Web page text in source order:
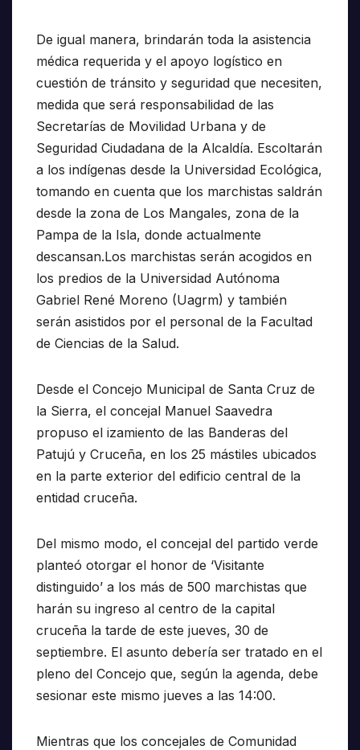
De igual manera, brindarán toda la asistencia
médica requerida y el apoyo logístico en
cuestión de tránsito y seguridad que necesiten,
medida que será responsabilidad de las
Secretarías de Movilidad Urbana y de
Seguridad Ciudadana de la Alcaldía. Escoltarán
a los indígenas desde la Universidad Ecológica,
tomando en cuenta que los marchistas saldrán
desde la zona de Los Mangales, zona de la
Pampa de la Isla, donde actualmente
descansan.Los marchistas serán acogidos en
los predios de la Universidad Autónoma
Gabriel René Moreno (Uagrm) y también
serán asistidos por el personal de la Facultad
de Ciencias de la Salud.
Desde el Concejo Municipal de Santa Cruz de
la Sierra, el concejal Manuel Saavedra
propuso el izamiento de las Banderas del
Patujú y Cruceña, en los 25 mástiles ubicados
en la parte exterior del edificio central de la
entidad cruceña.
Del mismo modo, el concejal del partido verde
planteó otorgar el honor de ‘Visitante
distinguido’ a los más de 500 marchistas que
harán su ingreso al centro de la capital
cruceña la tarde de este jueves, 30 de
septiembre. El asunto debería ser tratado en el
pleno del Concejo que, según la agenda, debe
sesionar este mismo jueves a las 14:00.
Mientras que los concejales de Comunidad